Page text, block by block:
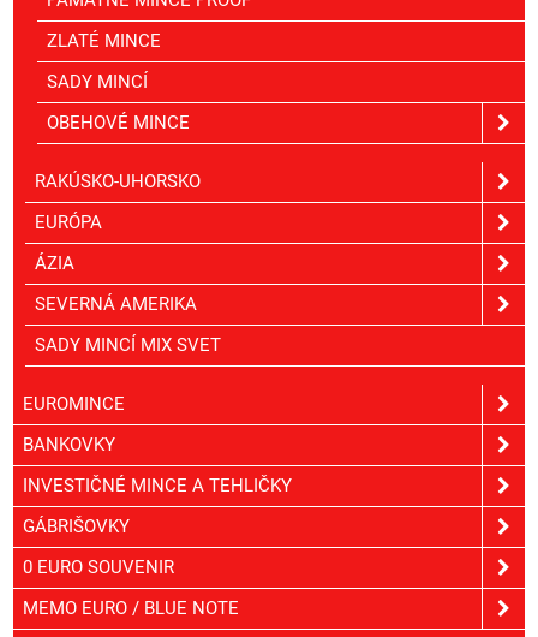
ZLATÉ MINCE
SADY MINCÍ
OBEHOVÉ MINCE
RAKÚSKO-UHORSKO
EURÓPA
ÁZIA
SEVERNÁ AMERIKA
SADY MINCÍ MIX SVET
EUROMINCE
BANKOVKY
INVESTIČNÉ MINCE A TEHLIČKY
GÁBRIŠOVKY
0 EURO SOUVENIR
MEMO EURO / BLUE NOTE